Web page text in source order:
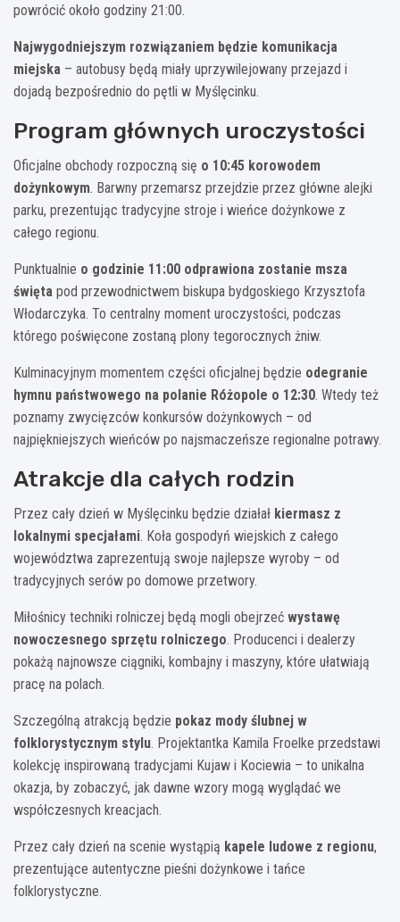
powrócić około godziny 21:00.
Najwygodniejszym rozwiązaniem będzie komunikacja
miejska – autobusy będą miały uprzywilejowany przejazd i
dojadą bezpośrednio do pętli w Myślęcinku.
Program głównych uroczystości
Oficjalne obchody rozpoczną się o 10:45 korowodem
dożynkowym. Barwny przemarsz przejdzie przez główne alejki
parku, prezentując tradycyjne stroje i wieńce dożynkowe z
całego regionu.
Punktualnie o godzinie 11:00 odprawiona zostanie msza
święta pod przewodnictwem biskupa bydgoskiego Krzysztofa
Włodarczyka. To centralny moment uroczystości, podczas
którego poświęcone zostaną plony tegorocznych żniw.
Kulminacyjnym momentem części oficjalnej będzie odegranie
hymnu państwowego na polanie Różopole o 12:30. Wtedy też
poznamy zwycięzców konkursów dożynkowych – od
najpiękniejszych wieńców po najsmaczeńsze regionalne potrawy.
Atrakcje dla całych rodzin
Przez cały dzień w Myślęcinku będzie działał kiermasz z
lokalnymi specjałami. Koła gospodyń wiejskich z całego
województwa zaprezentują swoje najlepsze wyroby – od
tradycyjnych serów po domowe przetwory.
Miłośnicy techniki rolniczej będą mogli obejrzeć wystawę
nowoczesnego sprzętu rolniczego. Producenci i dealerzy
pokażą najnowsze ciągniki, kombajny i maszyny, które ułatwiają
pracę na polach.
Szczególną atrakcją będzie pokaz mody ślubnej w
folklorystycznym stylu. Projektantka Kamila Froelke przedstawi
kolekcję inspirowaną tradycjami Kujaw i Kociewia – to unikalna
okazja, by zobaczyć, jak dawne wzory mogą wyglądać we
współczesnych kreacjach.
Przez cały dzień na scenie wystąpią kapele ludowe z regionu,
prezentujące autentyczne pieśni dożynkowe i tańce
folklorystyczne.